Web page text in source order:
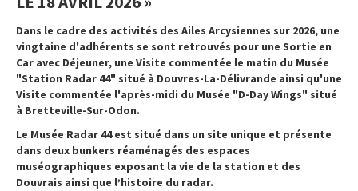
Dans le cadre des activités des Ailes Arcysiennes sur 2026, une
vingtaine d'adhérents se sont retrouvés pour une Sortie en
Car avec Déjeuner, une Visite commentée le matin du Musée
"Station Radar 44" situé à Douvres-La-Délivrande ainsi qu'une
Visite commentée l'après-midi du Musée "D-Day Wings" situé
à Bretteville-Sur-Odon.
Le Musée Radar 44 est situé dans un site unique et présente
dans deux bunkers réaménagés des espaces
muséographiques exposant la vie de la station et des
Douvrais ainsi que l’histoire du radar.